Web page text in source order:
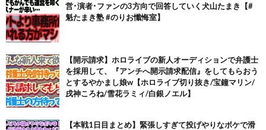
営･演者･ファンの3方向で回答していく犬山たまき【#
魁たまき塾 #のりお懺悔室】
【開示請求】ホロライブの新人オーディションで弁護士
を採用して、『アンチへ開示請求配信』をしてもらおう
とするやかまし娘w【ホロライブ切り抜き/宝鐘マリン/
戌神ころね/雪花ラミィ/白銀ノエル】
【本戦1日目まとめ】緊張しすぎて投げやりなボケで滑